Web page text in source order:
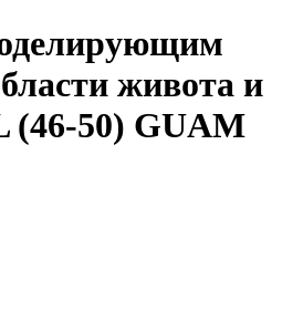
живота и
(46-50) GUAM